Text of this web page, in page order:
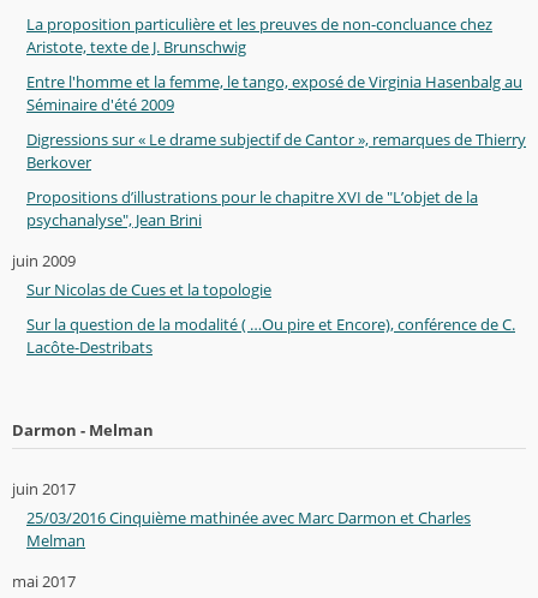
La proposition particulière et les preuves de non-concluance chez
Aristote, texte de J. Brunschwig
Entre l'homme et la femme, le tango, exposé de Virginia Hasenbalg au
Séminaire d'été 2009
Digressions sur « Le drame subjectif de Cantor », remarques de Thierry
Berkover
Propositions d’illustrations pour le chapitre XVI de "L’objet de la
psychanalyse", Jean Brini
juin 2009
Sur Nicolas de Cues et la topologie
Sur la question de la modalité ( …Ou pire et Encore), conférence de C.
Lacôte-Destribats
Darmon - Melman
juin 2017
25/03/2016 Cinquième mathinée avec Marc Darmon et Charles
Melman
mai 2017